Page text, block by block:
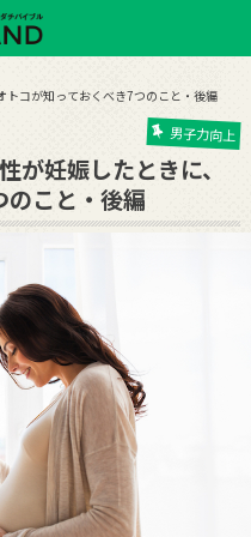
トコが知っておくべき7つのこと・後編
男子力向上
が妊娠したときに、
のこと・後編